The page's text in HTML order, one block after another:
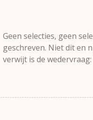
Geen selecties, geen
geschreven. Niet dit en
verwijt is de
van zijn leerproces is.